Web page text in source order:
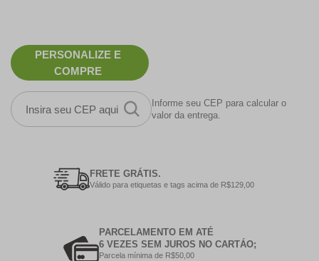
PERSONALIZE E
COMPRE
Informe seu CEP para calcular o
valor da entrega.
FRETE GRÁTIS.
Válido para etiquetas e tags acima de R$129,00
PARCELAMENTO EM ATÉ
6 VEZES SEM JUROS NO CARTÁO;
Parcela mínima de R$50,00